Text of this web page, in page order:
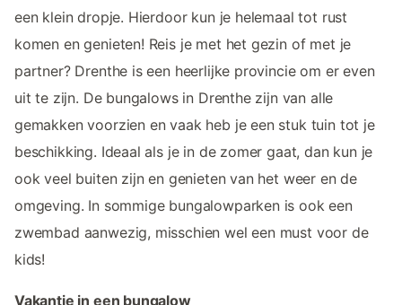
een klein dropje. Hierdoor kun je helemaal tot rust
komen en genieten! Reis je met het gezin of met je
partner? Drenthe is een heerlijke provincie om er even
uit te zijn. De bungalows in Drenthe zijn van alle
gemakken voorzien en vaak heb je een stuk tuin tot je
beschikking. Ideaal als je in de zomer gaat, dan kun je
ook veel buiten zijn en genieten van het weer en de
omgeving. In sommige bungalowparken is ook een
zwembad aanwezig, misschien wel een must voor de
kids!
Vakantie in een bungalow